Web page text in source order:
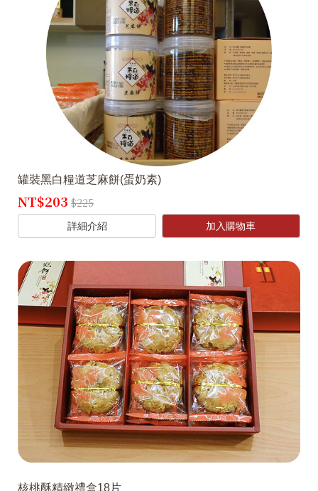
罐裝黑白糧道芝麻餅(蛋奶素)
NT$203 $225
加入購物車
詳細介紹
核桃酥精緻禮盒18片